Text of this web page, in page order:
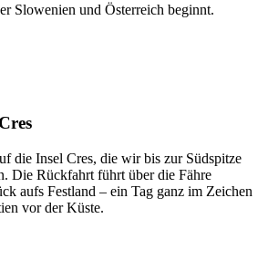
Slowenien und Österreich beginnt.
die Insel Cres, die wir bis zur Südspitze
Die Rückfahrt führt über die Fähre
aufs Festland – ein Tag ganz im Zeichen
vor der Küste.